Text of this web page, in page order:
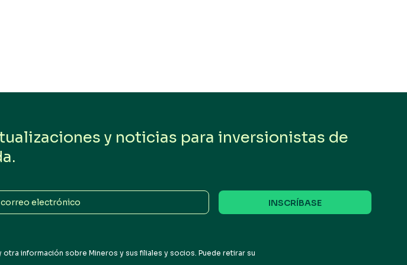
y noticias para inversionistas de
información sobre Mineros y sus filiales y socios. Puede retirar su